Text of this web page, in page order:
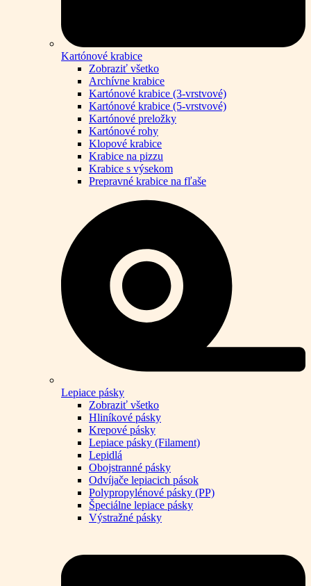
Kartónové krabice
Zobraziť všetko
Archívne krabice
Kartónové krabice (3-vrstvové)
Kartónové krabice (5-vrstvové)
Kartónové preložky
Kartónové rohy
Klopové krabice
Krabice na pizzu
Krabice s výsekom
Prepravné krabice na fľaše
Lepiace pásky
Zobraziť všetko
Hliníkové pásky
Krepové pásky
Lepiace pásky (Filament)
Lepidlá
Obojstranné pásky
Odvíjače lepiacich pások
Polypropylénové pásky (PP)
Špeciálne lepiace pásky
Výstražné pásky